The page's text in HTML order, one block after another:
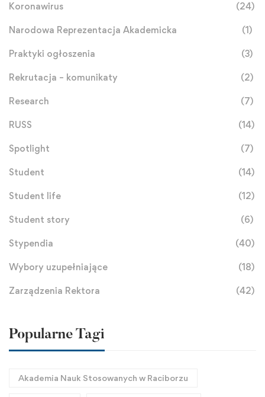
Koronawirus (24)
Narodowa Reprezentacja Akademicka (1)
Praktyki ogłoszenia (3)
Rekrutacja – komunikaty (2)
Research (7)
RUSS (14)
Spotlight (7)
Student (14)
Student life (12)
Student story (6)
Stypendia (40)
Wybory uzupełniające (18)
Zarządzenia Rektora (42)
Popularne Tagi
Akademia Nauk Stosowanych w Raciborzu